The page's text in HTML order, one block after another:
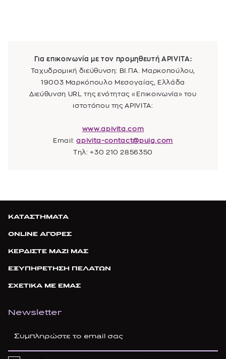
Για επικοινωνία με τον προμηθευτή APIVITA:
Ταχυδρομική διεύθυνση: ΒΙ.ΠΑ. Μαρκοπούλου,
19003 Μαρκόπουλο Μεσογαίας, Ελλάδα
Διεύθυνση URL της ενότητας «Επικοινωνία» του
ιστοτόπου τηςAPIVITA:
www.apivita.com
Email:apivita-contact@puig.com
Τηλ: +30 210 2856350
ΚΑΤΑΣΤΗΜΑΤΑ
ONLINE ΑΓΟΡΕΣ
ΚΕΡΔΙΣΤΕ ΜΑΖΙ ΜΑΣ
ΕΞΥΠΗΡΕΤΗΣΗ ΠΕΛΑΤΩΝ
ΣΧΕΤΙΚΑ ΜΕ ΕΜΑΣ
Newsletter